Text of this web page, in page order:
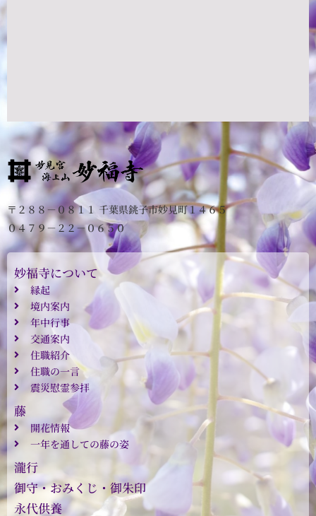
〒２８８－０８１１ 千葉県銚子市妙見町１４６５
０４７９－２２－０６５０
妙福寺について
縁起
境内案内
年中行事
交通案内
住職紹介
住職の一言
震災慰霊参拝
藤
開花情報
一年を通しての藤の姿
瀧行
御守・おみくじ・御朱印
永代供養